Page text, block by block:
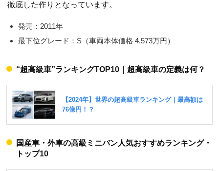
徹底した作りとなっています。
発売：2011年
最下位グレード：S（車両本体価格 4,573万円）
“超高級車”ランキングTOP10｜超高級車の定義は何？
国産車・外車の高級ミニバン人気おすすめランキング・
トップ10